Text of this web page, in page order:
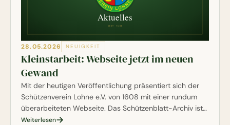
28.05.2026 NEUIGKEIT
Kleinstarbeit: Webseite jetzt im neuen
Gewand
Mit der heutigen Veröffentlichung präsentiert sich der
Schützenverein Lohne e.V. von 1608 mit einer rundum
überarbeiteten Webseite. Das Schützenblatt-Archiv ist
jetzt vollständig digital abrufbar, Anliegen an den
Weiterlesen